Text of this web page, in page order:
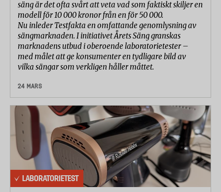
säng är det ofta svårt att veta vad som faktiskt skiljer en
modell för 10 000 kronor från en för 50 000.
Nu inleder Testfakta en omfattande genomlysning av
sängmarknaden. I initiativet Årets Säng granskas
marknadens utbud i oberoende laboratorietester –
med målet att ge konsumenter en tydligare bild av
vilka sängar som verkligen håller måttet.
24 MARS
LABORATORIETEST